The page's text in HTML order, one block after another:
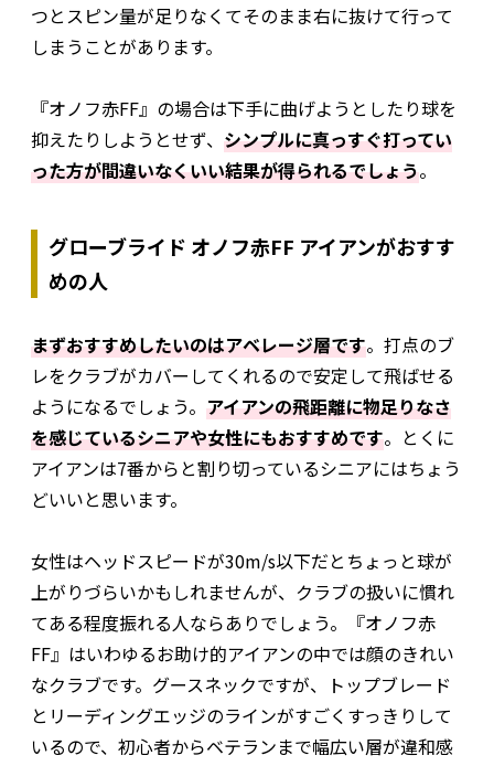
つとスピン量が足りなくてそのまま右に抜けて行って
しまうことがあります。
『オノフ赤FF』の場合は下手に曲げようとしたり球を
抑えたりしようとせず、 シンプルに真っすぐ打ってい
った方が間違いなくいい結果が得られるでしょう。
グローブライド オノフ赤FF アイアンがおすす
めの人
まずおすすめしたいのはアベレージ層です。打点のブ
レをクラブがカバーしてくれるので安定して飛ばせる
ようになるでしょう。 アイアンの飛距離に物足りなさ
を感じているシニアや女性にもおすすめです。とくに
アイアンは7番からと割り切っているシニアにはちょう
どいいと思います。
女性はヘッドスピードが30m/s以下だとちょっと球が
上がりづらいかもしれませんが、クラブの扱いに慣れ
てある程度振れる人ならありでしょう。『オノフ赤
FF』はいわゆるお助け的アイアンの中では顔のきれい
なクラブです。グースネックですが、トップブレード
とリーディングエッジのラインがすごくすっきりして
いるので、初心者からベテランまで幅広い層が違和感